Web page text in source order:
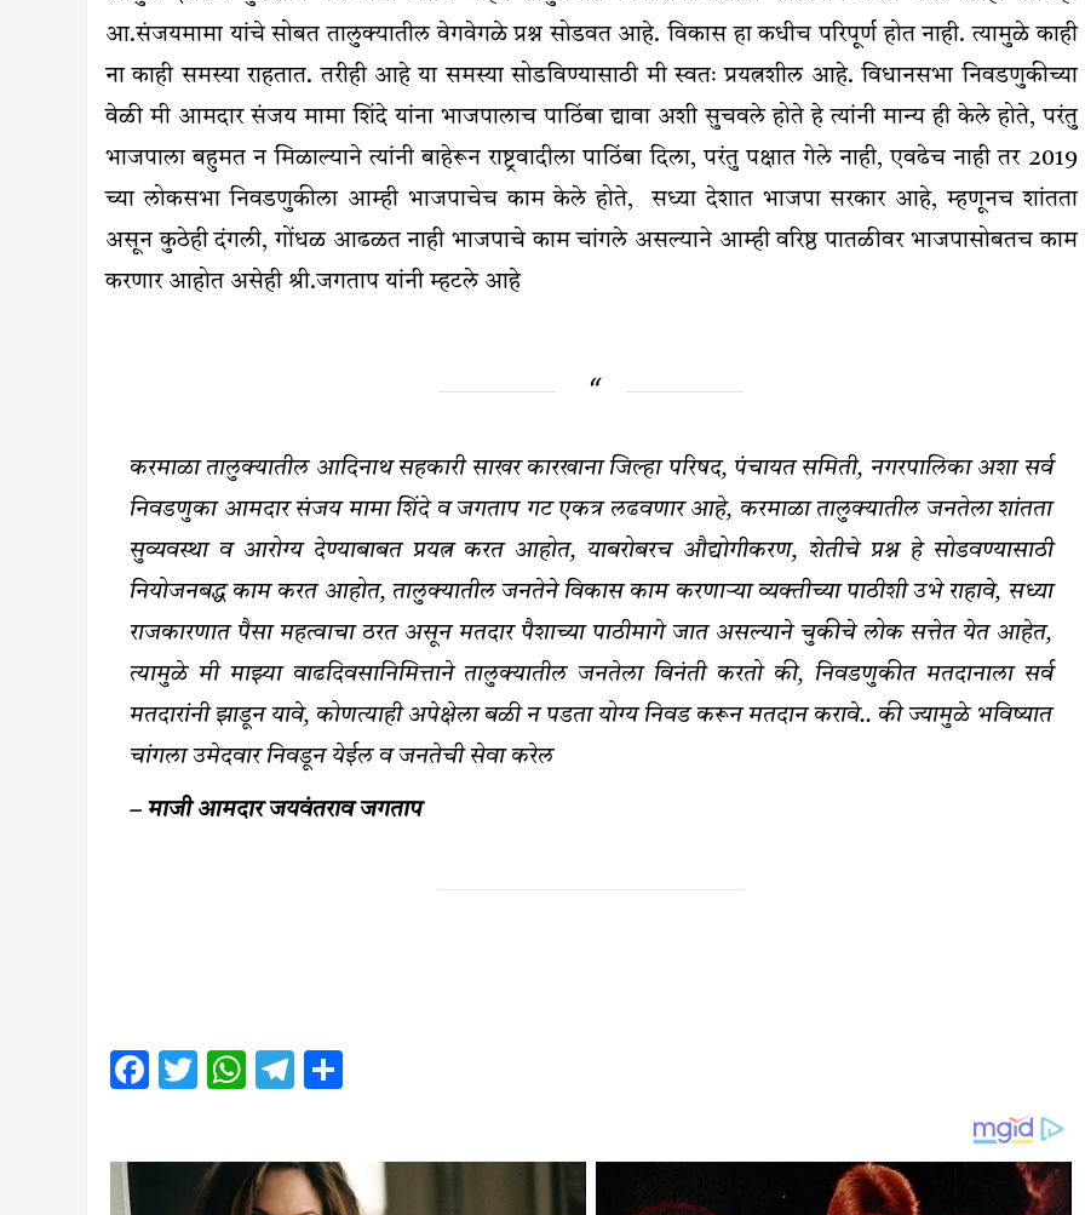
आ.संजयमामा यांचे सोबत तालुक्यातील वेगवेगळे प्रश्न सोडवत आहे. विकास हा कधीच परिपूर्ण होत नाही. त्यामुळे काही
ना काही समस्या राहतात. तरीही आहे या समस्या सोडविण्यासाठी मी स्वतः प्रयत्नशील आहे. विधानसभा निवडणुकीच्या
वेळी मी आमदार संजय मामा शिंदे यांना भाजपालाच पाठिंबा द्यावा अशी सुचवले होते हे त्यांनी मान्य ही केले होते, परंतु
भाजपाला बहुमत न मिळाल्याने त्यांनी बाहेरून राष्ट्रवादीला पाठिंबा दिला, परंतु पक्षात गेले नाही, एवढेच नाही तर 2019
च्या लोकसभा निवडणुकीला आम्ही भाजपाचेच काम केले होते, सध्या देशात भाजपा सरकार आहे, म्हणूनच शांतता
असून कुठेही दंगली, गोंधळ आढळत नाही भाजपाचे काम चांगले असल्याने आम्ही वरिष्ठ पातळीवर भाजपासोबतच काम
करणार आहोत असेही श्री.जगताप यांनी म्हटले आहे
करमाळा तालुक्यातील आदिनाथ सहकारी साखर कारखाना जिल्हा परिषद, पंचायत समिती, नगरपालिका अशा सर्व
निवडणुका आमदार संजय मामा शिंदे व जगताप गट एकत्र लढवणार आहे, करमाळा तालुक्यातील जनतेला शांतता
सुव्यवस्था व आरोग्य देण्याबाबत प्रयत्न करत आहोत, याबरोबरच औद्योगीकरण, शेतीचे प्रश्न हे सोडवण्यासाठी
नियोजनबद्ध काम करत आहोत, तालुक्यातील जनतेने विकास काम करणाऱ्या व्यक्तीच्या पाठीशी उभे राहावे, सध्या
राजकारणात पैसा महत्वाचा ठरत असून मतदार पैशाच्या पाठीमागे जात असल्याने चुकीचे लोक सत्तेत येत आहेत,
त्यामुळे मी माझ्या वाढदिवसानिमित्ताने तालुक्यातील जनतेला विनंती करतो की, निवडणुकीत मतदानाला सर्व
मतदारांनी झाडून यावे, कोणत्याही अपेक्षेला बळी न पडता योग्य निवड करून मतदान करावे.. की ज्यामुळे भविष्यात
चांगला उमेदवार निवडून येईल व जनतेची सेवा करेल
– माजी आमदार जयवंतराव जगताप
Facebook
Twitter
WhatsApp
Telegram